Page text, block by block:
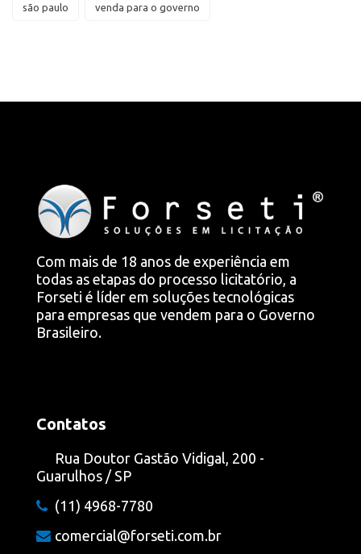
são paulo venda para o governo
Com mais de 18 anos de experiência em
todas as etapas do processo licitatório, a
Forseti é líder em soluções tecnológicas
para empresas que vendem para o Governo
Brasileiro.
Contatos
Rua Doutor Gastão Vidigal, 200 -
Guarulhos / SP
(11) 4968-7780
comercial@forseti.com.br